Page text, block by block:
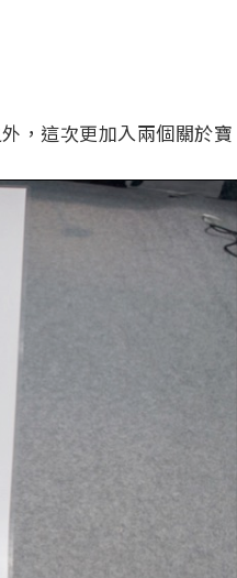
，這次更加入兩個關於寶